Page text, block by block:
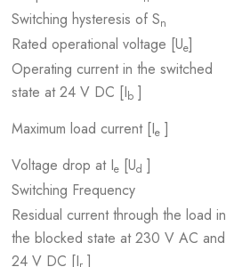
Switching hysteresis of Sn
Rated operational voltage [Ue]
Operating current in the switched
state at 24 V DC [Ib ]
Maximum load current [Ie ]
Voltage drop at Ie [Ud ]
Switching Frequency
Residual current through the load in
the blocked state at 230 V AC and
24 V DC [I ]